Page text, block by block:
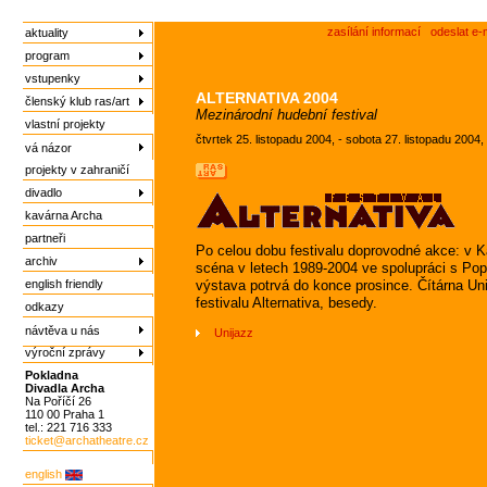
aktuality
program
vstupenky
členský klub ras/art
vlastní projekty
vá názor
projekty v zahraničí
divadlo
kavárna Archa
partneři
archiv
english friendly
odkazy
návtěva u nás
výroční zprávy
Pokladna
Divadla Archa
Na Poříčí 26
110 00 Praha 1
tel.: 221 716 333
ticket@archatheatre.cz
english
zasílání informací odeslat e-
ALTERNATIVA 2004
Mezinárodní hudební festival
čtvrtek 25. listopadu 2004, - sobota 27. listopadu 2004,
Po celou dobu festivalu doprovodné akce: v
scéna v letech 1989-2004 ve spolupráci s
výstava potrvá do konce prosince. Čítárna
festivalu Alternativa, besedy.
Unijazz